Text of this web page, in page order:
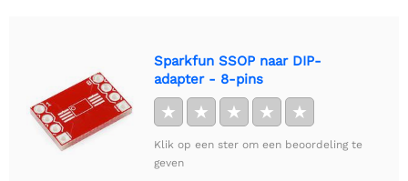
Sparkfun SSOP naar DIP-
adapter - 8-pins
★ ★ ★ ★ ★
Klik op een ster om een beoordeling te
geven